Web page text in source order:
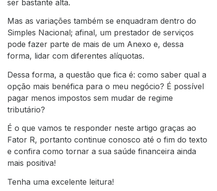
ser bastante alta.
Mas as variações também se enquadram dentro do
Simples Nacional; afinal, um prestador de serviços
pode fazer parte de mais de um Anexo e, dessa
forma, lidar com diferentes alíquotas.
Dessa forma, a questão que fica é: como saber qual a
opção mais benéfica para o meu negócio? É possível
pagar menos impostos sem mudar de regime
tributário?
É o que vamos te responder neste artigo graças ao
Fator R, portanto continue conosco até o fim do texto
e confira como tornar a sua saúde financeira ainda
mais positiva!
Tenha uma excelente leitura!